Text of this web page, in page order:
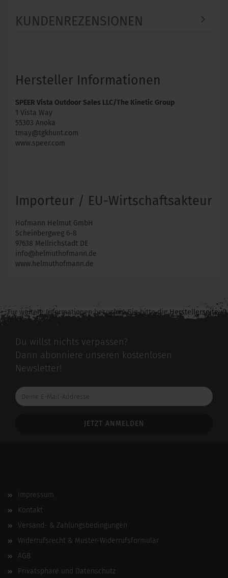
KUNDENREZENSIONEN
Hersteller Informationen
SPEER Vista Outdoor Sales LLC/The Kinetic Group
1 Vista Way
55303 Anoka
tmay@tgkhunt.com
www.speer.com
Importeur / EU-Wirtschaftsakteur
Hofmann Helmut GmbH
Scheinbergweg 6-8
97638 Mellrichstadt DE
info@helmuthofmann.de
www.helmuthofmann.de
Für weitere Informationen besuchen Sie bitte dieHerstellerseite
zu diesem Artikel.
Du willst nichts verpassen?
Dann abonniere unseren kostenlosen
Newsletter!
Deine
E-
Impressum
Kontakt
Versand- & Zahlungsbedingungen
Widerrufsrecht & Muster-Widerrufsformular
AGB
Privatsphäre und Datenschutz